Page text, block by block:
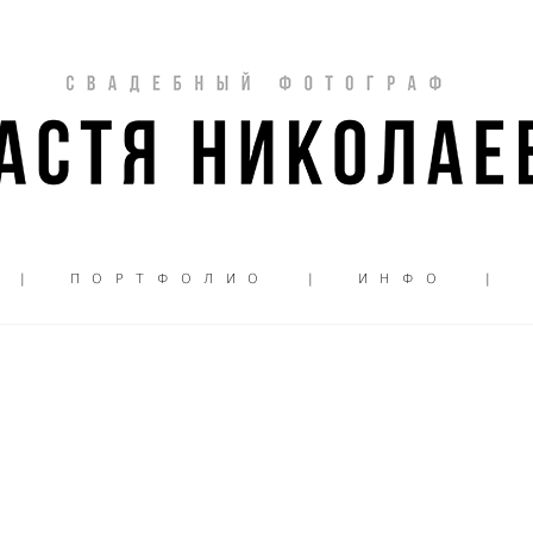
| П О Р Т Ф О Л И О | И Н Ф О |